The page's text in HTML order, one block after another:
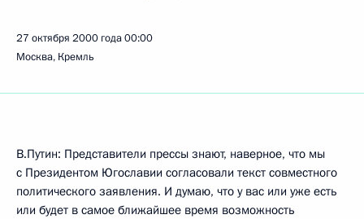
27 октября 2000 года00:00
Москва, Кремль
В.Путин: Представители прессы знают, наверное, что мы
с Президентом Югославии согласовали текст совместного
политического заявления. И думаю, что у вас или уже есть
или будет в самое ближайшее время возможность